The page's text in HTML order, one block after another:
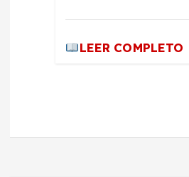
LEER COMPLETO